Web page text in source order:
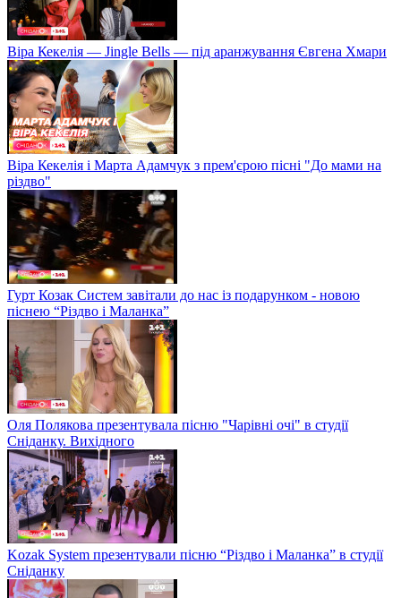
Віра Кекелія — Jingle Bells — під аранжування Євгена Хмари
Віра Кекелія і Марта Адамчук з прем'єрою пісні "До мами на
різдво"
Гурт Козак Систем завітали до нас із подарунком - новою
піснею “Різдво і Маланка”
Оля Полякова презентувала пісню "Чарівні очі" в студії
Сніданку. Вихідного
Kozak System презентували пісню “Різдво і Маланка” в студії
Сніданку